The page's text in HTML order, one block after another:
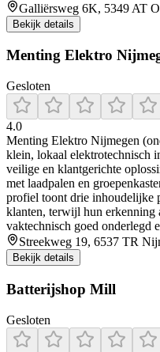
Galliërsweg 6K, 5349 AT
Bekijk details
Menting Elektro
Gesloten
4.0
Menting Elektro Nijmegen
klein, lokaal elektrotechnisch
veilige en klantgerichte
met laadpalen en
profiel toont drie inhoudelijke
klanten, terwijl hun erkenning
vaktechnisch goed onderlegd
Streekweg 19, 6537 TR
Bekijk details
Batterijshop Mill
Gesloten